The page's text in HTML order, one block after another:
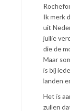
Ik merk
uit
jullie
die de
Maar
is bij
landen
Het is
zullen